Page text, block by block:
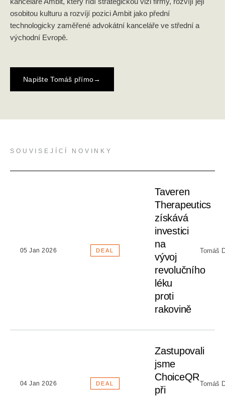
osobitou kulturu a rozvíjí pozici Ambit jako přední
technologicky zaměřené advokátní kanceláře ve střední a
východní Evropě.
Napište Tomáš přímo→
SOUVISEJÍCÍ NOVINKY
05 Jan 2026 DEAL
Taveren
Therapeutics
získává
investici
na
vývoj
revolučního
léku
proti
rakovině
Tomáš
04 Jan 2026 DEAL
Zastupovali
jsme
ChoiceQR
při
Tomáš